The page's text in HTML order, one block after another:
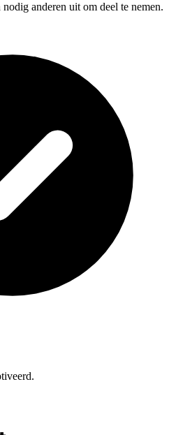
anderen uit om deel te nemen.